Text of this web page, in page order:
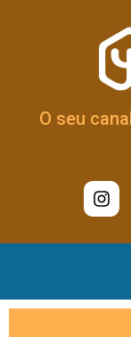
O seu